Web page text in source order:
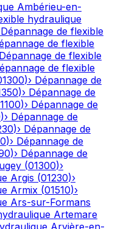
Ambérieu-en-
hydraulique
Dépannage de flexible
de flexible
Dépannage de flexible
de flexible
)› Dépannage de
)› Dépannage de
)› Dépannage de
)› Dépannage de
)› Dépannage de
)› Dépannage de
)› Dépannage de
(01300)›
Argis (01230)›
Armix (01510)›
Ars-sur-Formans
Artemare